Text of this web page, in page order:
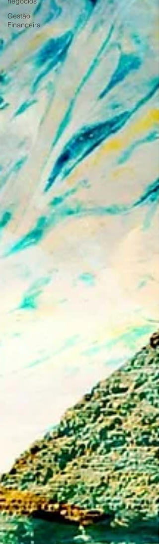
Gestão
Financeira